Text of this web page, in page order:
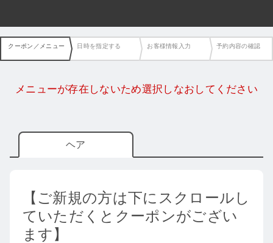
クーポン／メニュー 日時を指定する お客様情報入力 予約内容の確認
メニューが存在しないため選択しなおしてください
ヘア
【ご新規の方は下にスクロールし
ていただくとクーポンがござい
ます】